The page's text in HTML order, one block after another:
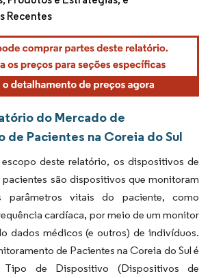
Recentes
do Mercado de
de Pacientes na Coreia do Sul
deste relatório, os dispositivos de
são dispositivos que monitoram
parâmetros vitais do paciente, como
cardíaca, por meio de um monitor
dados médicos (e outros) de indivíduos.
de Pacientes na Coreia do Sul é
Tipo de Dispositivo (Dispositivos de